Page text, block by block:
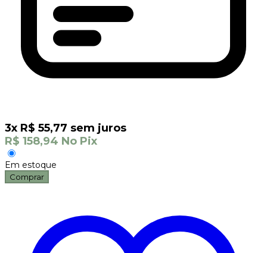
3x R$ 55,77 sem juros
R$ 158,94 No Pix
Em estoque
Comprar